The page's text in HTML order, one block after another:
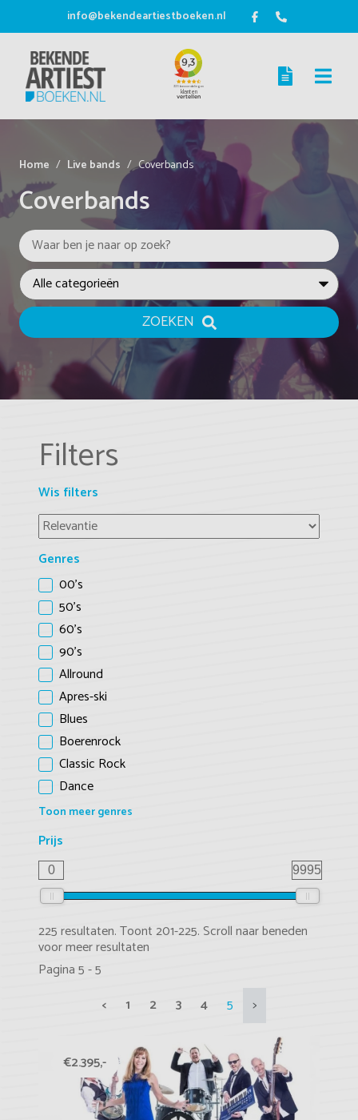
info@bekendeartiestboeken.nl
Home Live bands Coverbands
Coverbands
ZOEKEN
Filters
Wis filters
Genres
00's
50's
60's
90's
Allround
Apres-ski
Blues
Boerenrock
Classic Rock
Dance
Toon meer genres
Prijs
0 9995
225 resultaten. Toont 201-225. Scroll naar beneden
voor meer resultaten
Pagina 5 - 5
<
1 2 3 4 5 >
€2.395,-